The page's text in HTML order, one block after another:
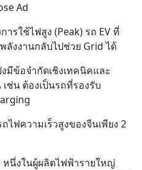
Ad
รใช้ไฟสูง (Peak) รถ EV ที่
ลังงานกลับไปช่วย Grid ได้
มีข้อจำกัดเชิงเทคนิคและ
ช่น ต้องเป็นรถที่รองรับ
ไฟความเร็วสูงของจีนเพียง 2
หนึ่งในผู้ผลิตไฟฟ้ารายใหญ่